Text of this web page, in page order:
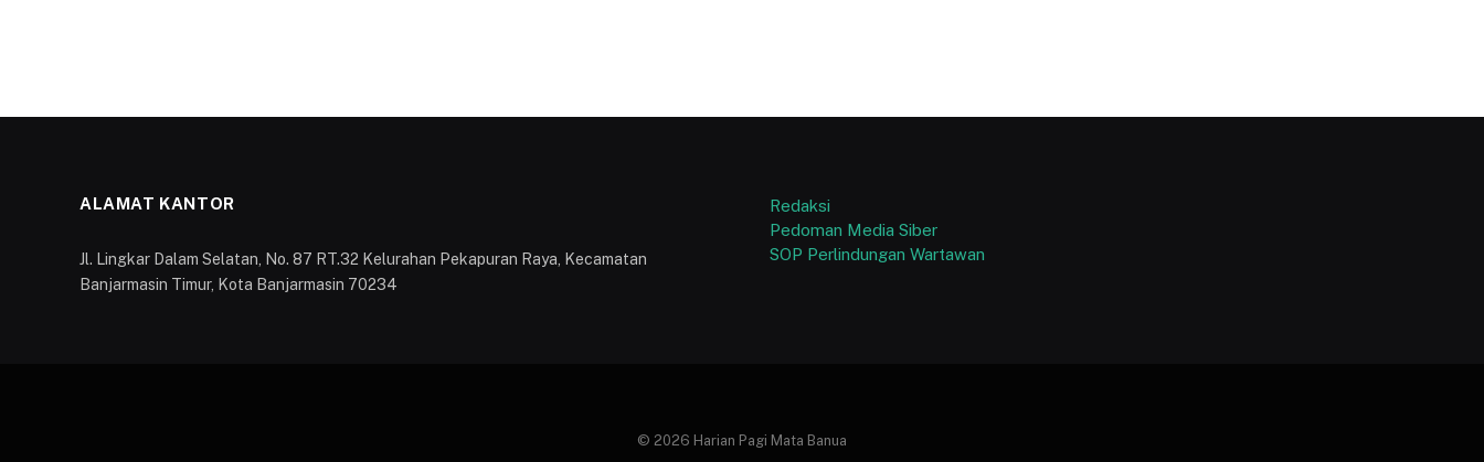
ALAMAT KANTOR
Jl. Lingkar Dalam Selatan, No. 87 RT.32 Kelurahan Pekapuran Raya, Kecamatan
Banjarmasin Timur, Kota Banjarmasin 70234
Redaksi
Pedoman Media Siber
SOP Perlindungan Wartawan
© 2026 Harian Pagi Mata Banua